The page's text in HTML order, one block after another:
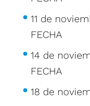
11 de
FECHA
14 de
FECHA
18 de